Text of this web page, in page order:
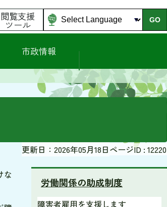
閲覧支援
ツール GO
市政情報
更新日：2026年05月18日ページID : 12220
な
労働関係の助成制度
障害者雇用を支援します